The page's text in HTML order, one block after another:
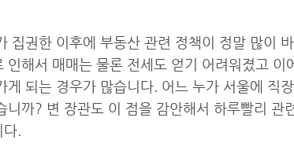
집권한 이후에 부동산 관련 정책이 정말 많이
인해서 매매는 물론 전세도 얻기 어려워졌고
게 되는 경우가 많습니다. 어느 누가 서울에 직
니까? 변 장관도 이 점을 감안해서 하루빨리 관
다.